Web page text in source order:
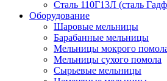
Сталь 110Г13Л (сталь
Оборудование
Шаровые мельницы
Барабанные мельницы
Мельницы мокрого
Мельницы сухого помола
Сырьевые мельницы